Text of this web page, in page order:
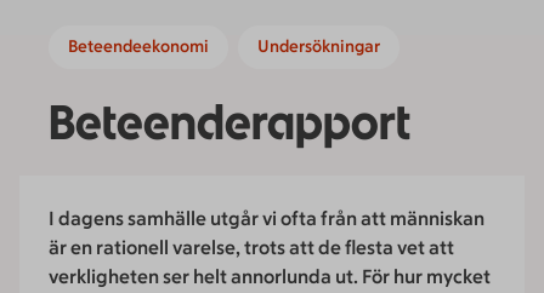
Beteendeekonomi Undersökningar
Beteende­­rapport
I dagens samhälle utgår vi ofta från att människan
är en rationell varelse, trots att de flesta vet att
verkligheten ser helt annorlunda ut. För hur mycket